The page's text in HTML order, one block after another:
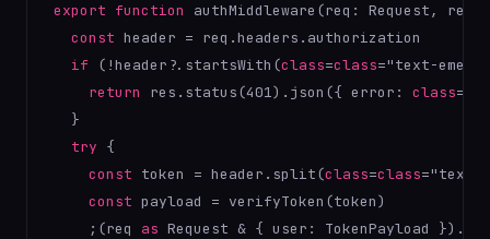
export function
authMiddleware(req: Request,
const header = req.headers.authorization
if (!header?.startsWith(class=class="text-
return
res.status(401).json({ error: class=
  }
try {
const token = header.split(class=class="text-
const payload = verifyToken(token)
    ;(req
as Request & { user: TokenPayload